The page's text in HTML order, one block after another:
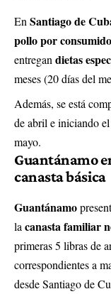
En Santiago de
pollo por
entregan dietas
meses (20 días del
Además, se está
de abril e iniciando
mayo.
Guantánamo
canasta básica
Guantánamo
la canasta familiar
primeras 5 libras de
correspondientes a
desde Santiago de